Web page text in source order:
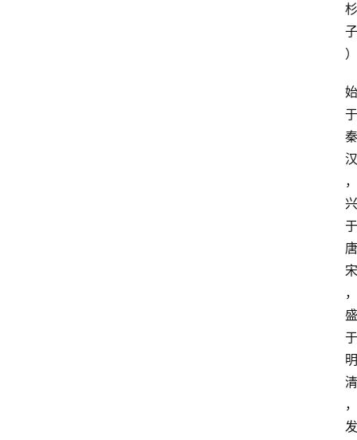
杉
子
）
始
于
秦
汉
，
兴
于
唐
宋
，
盛
于
明
清
，
发